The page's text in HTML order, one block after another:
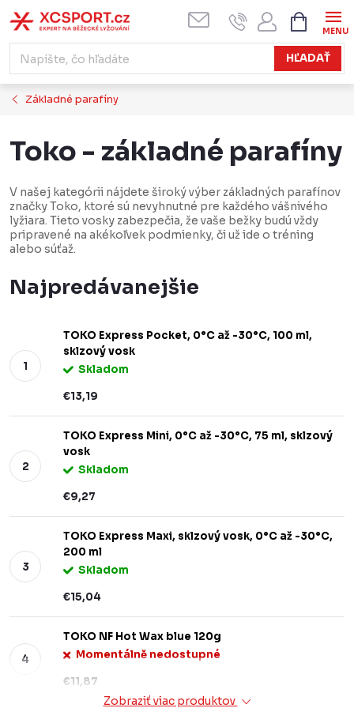
na
obsah
HĽADAŤ
KOŠÍK
Základné parafíny
Toko - základné parafíny
V našej kategórii nájdete široký výber základných parafínov
značky Toko, ktoré sú nevyhnutné pre každého vášnivého
lyžiara. Tieto vosky zabezpečia, že vaše bežky budú vždy
pripravené na akékoľvek podmienky, či už ide o tréning
alebo súťaž.
Najpredávanejšie
TOKO Express Pocket, 0°C až -30°C, 100 ml,
sklzový vosk
Skladom
€13,19
TOKO Express Mini, 0°C až -30°C, 75 ml, sklzový
vosk
Skladom
€9,27
TOKO Express Maxi, sklzový vosk, 0°C až -30°C,
200 ml
Skladom
€15,04
TOKO NF Hot Wax blue 120g
Momentálně nedostupné
€11,87
Zobraziť viac produktov